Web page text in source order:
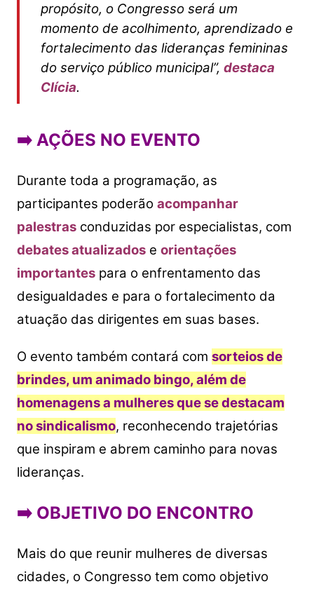
propósito, o Congresso será um
momento de acolhimento, aprendizado e
fortalecimento das lideranças femininas
do serviço público municipal”, destaca
Clícia.
➡️ AÇÕES NO EVENTO
Durante toda a programação, as
participantes poderão acompanhar
palestrasconduzidas por especialistas, com
debates atualizadose orientações
importantespara o enfrentamento das
desigualdades e para o fortalecimento da
atuação das dirigentes em suas bases.
O evento também contará com sorteios de
brindes, um animado bingo, além de
homenagens a mulheres que se destacam
no sindicalismo, reconhecendo trajetórias
que inspiram e abrem caminho para novas
lideranças.
➡️ OBJETIVO DO ENCONTRO
Mais do que reunir mulheres de diversas
cidades, o Congresso tem como objetivo